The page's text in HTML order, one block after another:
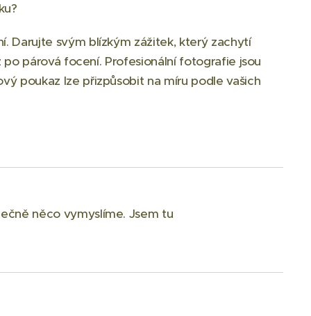
Darujte svým blízkým zážitek, který zachytí
párová focení. Profesionální fotografie jsou
poukaz lze přizpůsobit na míru podle vašich
něco vymyslíme. Jsem tu